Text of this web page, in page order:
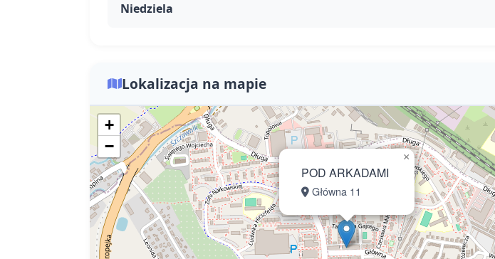
Niedziela
Lokalizacja na mapie
POD ARKADAMI
Główna 11
×
+
−